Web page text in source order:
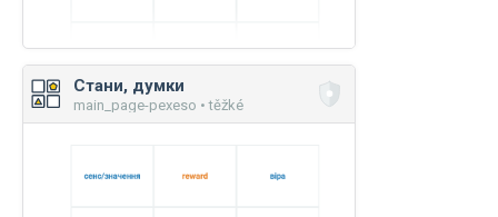
Стани, думки
main_page-pexeso • těžké